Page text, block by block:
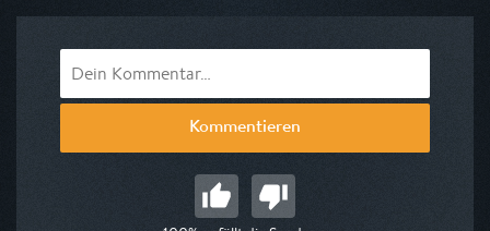
Kommentieren